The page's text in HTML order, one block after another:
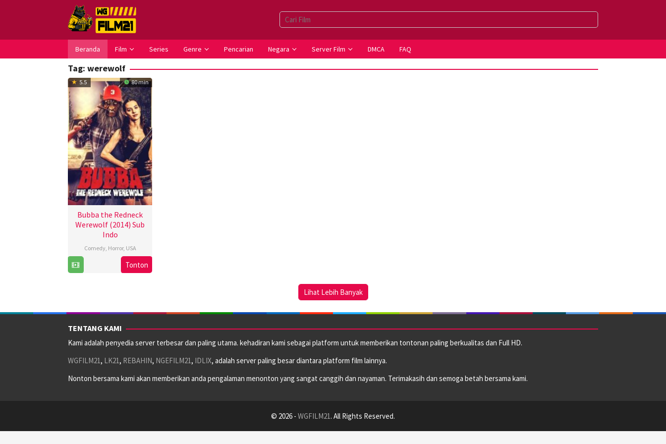
Beranda Film Series Genre Pencarian Negara Server Film DMCA FAQ
Tag: werewolf
5.5 80 min
Bubba the Redneck
Werewolf (2014) Sub
Indo
Comedy, Horror, USA
Oct
Brendan
Jackson
Tonton
Lihat Lebih Banyak
TENTANG KAMI
Kami adalah penyedia server terbesar dan paling utama. kehadiran kami sebagai platform untuk memberikan tontonan paling berkualitas dan Full HD.
WGFILM21, LK21, REBAHIN, NGEFILM21, IDLIX, adalah server paling besar diantara platform film lainnya.
Nonton bersama kami akan memberikan anda pengalaman menonton yang sangat canggih dan nayaman. Terimakasih dan semoga betah bersama kami.
© 2026 - WGFILM21. All Rights Reserved.